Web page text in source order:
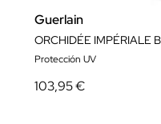
Guerlain
Protección UV
103,95 €